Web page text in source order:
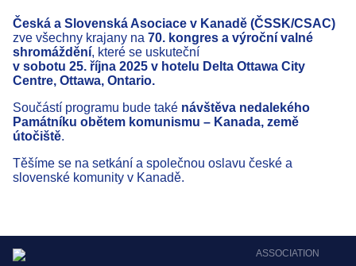
Česká a Slovenská Asociace v Kanadě (ČSSK/CSAC)
zve všechny krajany na 70. kongres a výroční valné
shromáždění, které se uskuteční
v sobotu 25. října 2025 v hotelu Delta Ottawa City
Centre, Ottawa, Ontario.
Součástí programu bude také návštěva nedalekého
Památníku obětem komunismu – Kanada, země
útočiště.
Těšíme se na setkání a společnou oslavu české a
slovenské komunity v Kanadě.
ASSOCIATION